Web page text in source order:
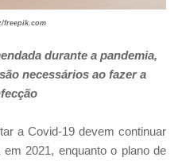
freepik.com
durante a pandemia,
necessários ao fazer a
a Covid-19 devem continuar
2021, enquanto o plano de